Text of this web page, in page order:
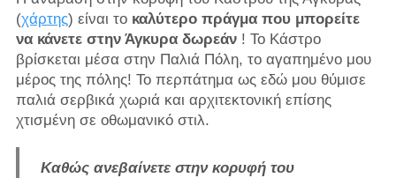
(χάρτης) είναι το καλύτερο πράγμα που μπορείτε
να κάνετε στην Άγκυρα δωρεάν! Το Κάστρο
βρίσκεται μέσα στην Παλιά Πόλη, το αγαπημένο μου
μέρος της πόλης! Το περπάτημα ως εδώ μου θύμισε
παλιά σερβικά χωριά και αρχιτεκτονική επίσης
χτισμένη σε οθωμανικό στιλ.
Καθώς ανεβαίνετε στην κορυφή του